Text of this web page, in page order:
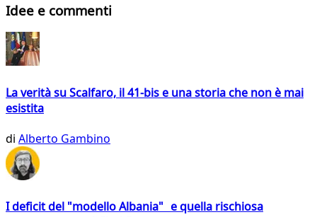
Idee e commenti
La verità su Scalfaro, il 41-bis e una storia che non è mai
esistita
di Alberto Gambino
I deficit del "modello Albania" e quella rischiosa